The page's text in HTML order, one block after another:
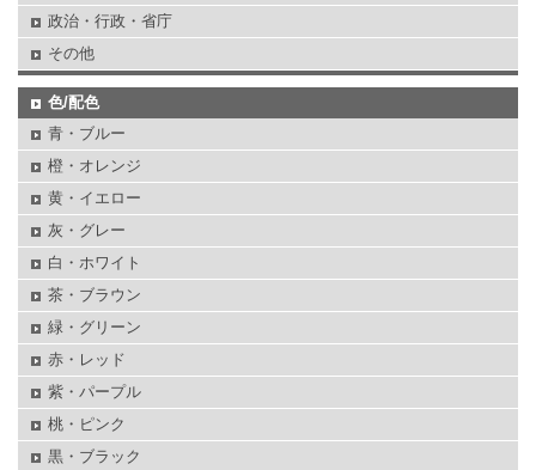
政治・行政・省庁
その他
色/配色
青・ブルー
橙・オレンジ
黄・イエロー
灰・グレー
白・ホワイト
茶・ブラウン
緑・グリーン
赤・レッド
紫・パープル
桃・ピンク
黒・ブラック